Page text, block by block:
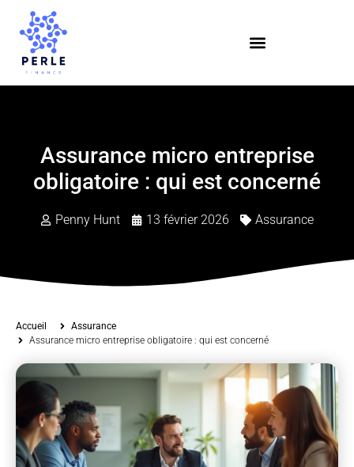
Assurance micro entreprise
obligatoire : qui est concerné
Penny Hunt 13 février 2026 Assurance
Accueil
Assurance
Assurance micro entreprise obligatoire : qui est concerné